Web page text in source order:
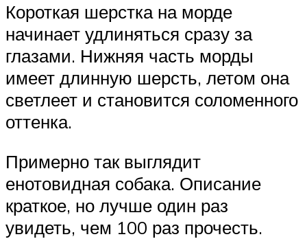
Короткая шерстка на морде
начинает удлиняться сразу за
глазами. Нижняя часть морды
имеет длинную шерсть, летом она
светлеет и становится соломенного
оттенка.
Примерно так выглядит
енотовидная собака. Описание
краткое, но лучше один раз
увидеть, чем 100 раз прочесть.